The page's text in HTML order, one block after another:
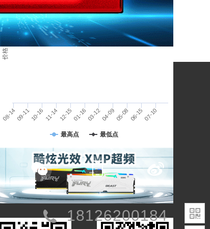
价格 / 单位：
人民币
08-1409-1110-16 11-14 12-1501-1603-1204-0905-08 06-1507-10
最高点 最低点
存储未来，赢得先机
18126200184